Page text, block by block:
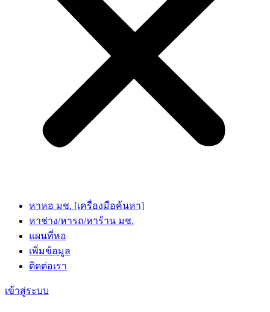
หาหอ มช. [เครื่องมือค้นหา]
หาช่าง/หารถ/หาร้าน มช.
แผนที่หอ
เพิ่มข้อมูล
ติดต่อเรา
เข้าสู่ระบบ